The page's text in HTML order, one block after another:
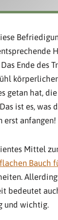
Ende des
getan hat,
ist es, was
erst anfangen!
Mittel
Bauch
bedeutet
und wichtig.